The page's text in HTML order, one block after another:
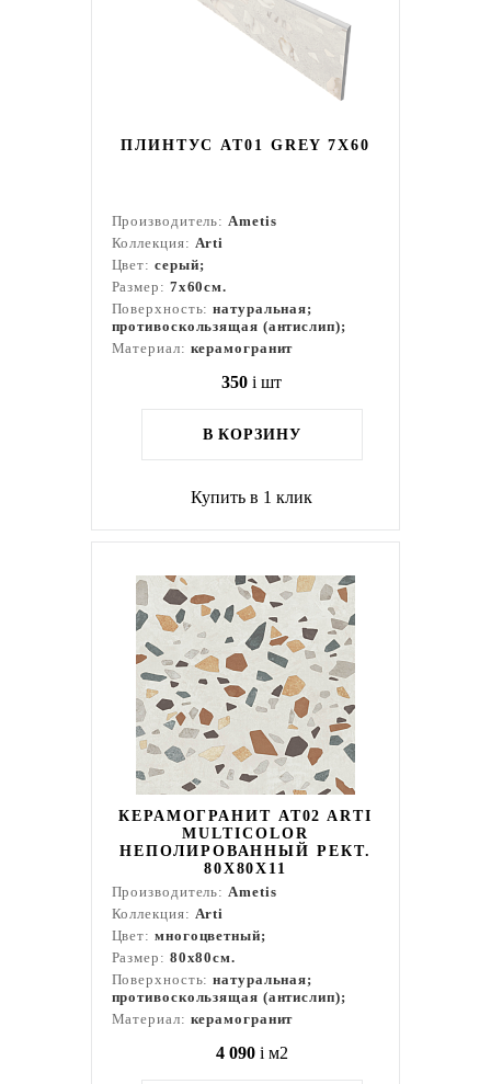
ПЛИНТУС AT01 GREY 7X60
Производитель:Ametis
Коллекция: Arti
Цвет: серый;
Размер: 7x60см.
Поверхность:натуральная;
противоскользящая (антислип);
Материал: керамогранит
350 i шт
В КОРЗИНУ
Купить в 1 клик
КЕРАМОГРАНИТ AT02 ARTI
MULTICOLOR
НЕПОЛИРОВАННЫЙ РЕКТ.
80X80X11
Производитель:Ametis
Коллекция: Arti
Цвет: многоцветный;
Размер: 80x80см.
Поверхность:натуральная;
противоскользящая (антислип);
Материал: керамогранит
4 090 i м2